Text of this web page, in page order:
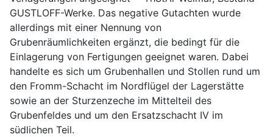
GUSTLOFF-Werke. Das negative Gutachten wurde
allerdings mit einer Nennung von
Grubenräumlichkeiten ergänzt, die bedingt für die
Einlagerung von Fertigungen geeignet waren. Dabei
handelte es sich um Grubenhallen und Stollen rund um
den Fromm-Schacht im Nordflügel der Lagerstätte
sowie an der Sturzenzeche im Mittelteil des
Grubenfeldes und um den Ersatzschacht IV im
südlichen Teil.